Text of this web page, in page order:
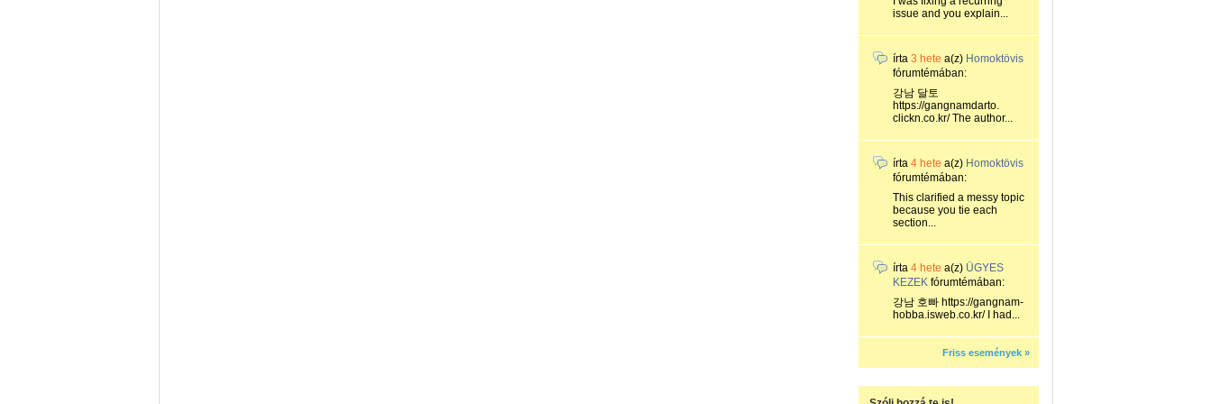
issue and you explain...
írta 3 hete a(z) Homoktövis
fórumtémában:
강남 달토
https://gangnamdarto.
clickn.co.kr/ The author...
írta 4 hete a(z) Homoktövis
fórumtémában:
This clarified a messy topic
because you tie each
section...
írta 4 hete a(z) ÜGYES
KEZEK fórumtémában:
강남 호빠 https://gangnam-
hobba.isweb.co.kr/ I had...
Friss események »